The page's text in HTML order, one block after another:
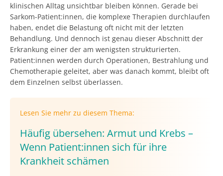
klinischen Alltag unsichtbar bleiben können. Gerade bei
Sarkom-Patient:innen, die komplexe Therapien durchlaufen
haben, endet die Belastung oft nicht mit der letzten
Behandlung. Und dennoch ist genau dieser Abschnitt der
Erkrankung einer der am wenigsten strukturierten.
Patient:innen werden durch Operationen, Bestrahlung und
Chemotherapie geleitet, aber was danach kommt, bleibt oft
dem Einzelnen selbst überlassen.
Lesen Sie mehr zu diesem Thema:
Häufig übersehen: Armut und Krebs –
Wenn Patient:innen sich für ihre
Krankheit schämen